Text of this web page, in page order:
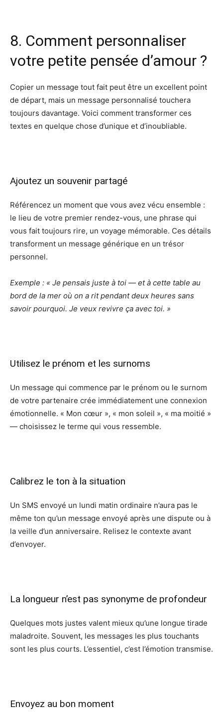
8. Comment personnaliser
votre petite pensée d’amour ?
Copier un message tout fait peut être un excellent point
de départ, mais un message personnalisé touchera
toujours davantage. Voici comment transformer ces
textes en quelque chose d’unique et d’inoubliable.
Ajoutez un souvenir partagé
Référencez un moment que vous avez vécu ensemble :
le lieu de votre premier rendez-vous, une phrase qui
vous fait toujours rire, un voyage mémorable. Ces détails
transforment un message générique en un trésor
personnel.
Exemple : « Je pensais juste à toi — et à cette table au
bord de la mer où on a rit pendant deux heures sans
savoir pourquoi. Je veux revivre ça avec toi. »
Utilisez le prénom et les surnoms
Un message qui commence par le prénom ou le surnom
de votre partenaire crée immédiatement une connexion
émotionnelle. « Mon cœur », « mon soleil », « ma moitié »
— choisissez le terme qui vous ressemble.
Calibrez le ton à la situation
Un SMS envoyé un lundi matin ordinaire n’aura pas le
même ton qu’un message envoyé après une dispute ou à
la veille d’un anniversaire. Relisez le contexte avant
d’envoyer.
La longueur n’est pas synonyme de profondeur
Quelques mots justes valent mieux qu’une longue tirade
maladroite. Souvent, les messages les plus touchants
sont les plus courts. L’essentiel, c’est l’émotion transmise.
Envoyez au bon moment